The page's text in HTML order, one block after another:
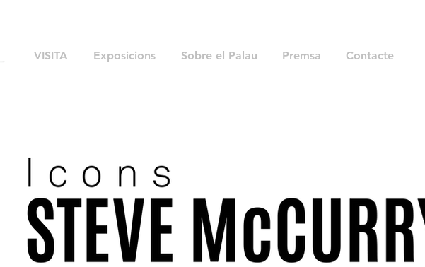
VISITA Exposicions Sobre el Palau Premsa Contacte